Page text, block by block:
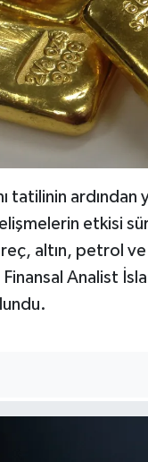
tatilinin ardından
etkisi
altın, petrol
Analist